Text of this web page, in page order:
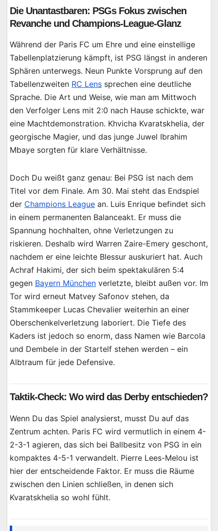
Die Unantastbaren: PSGs Fokus zwischen
Revanche und Champions-League-Glanz
Während der Paris FC um Ehre und eine einstellige
Tabellenplatzierung kämpft, ist PSG längst in anderen
Sphären unterwegs. Neun Punkte Vorsprung auf den
Tabellenzweiten RC Lens sprechen eine deutliche
Sprache. Die Art und Weise, wie man am Mittwoch
den Verfolger Lens mit 2:0 nach Hause schickte, war
eine Machtdemonstration. Khvicha Kvaratskhelia, der
georgische Magier, und das junge Juwel Ibrahim
Mbaye sorgten für klare Verhältnisse.
Doch Du weißt ganz genau: Bei PSG ist nach dem
Titel vor dem Finale. Am 30. Mai steht das Endspiel
der Champions League an. Luis Enrique befindet sich
in einem permanenten Balanceakt. Er muss die
Spannung hochhalten, ohne Verletzungen zu
riskieren. Deshalb wird Warren Zaire-Emery geschont,
nachdem er eine leichte Blessur auskuriert hat. Auch
Achraf Hakimi, der sich beim spektakulären 5:4
gegen Bayern München verletzte, bleibt außen vor. Im
Tor wird erneut Matvey Safonov stehen, da
Stammkeeper Lucas Chevalier weiterhin an einer
Oberschenkelverletzung laboriert. Die Tiefe des
Kaders ist jedoch so enorm, dass Namen wie Barcola
und Dembele in der Startelf stehen werden – ein
Albtraum für jede Defensive.
Taktik-Check: Wo wird das Derby entschieden?
Wenn Du das Spiel analysierst, musst Du auf das
Zentrum achten. Paris FC wird vermutlich in einem 4-
2-3-1 agieren, das sich bei Ballbesitz von PSG in ein
kompaktes 4-5-1 verwandelt. Pierre Lees-Melou ist
hier der entscheidende Faktor. Er muss die Räume
zwischen den Linien schließen, in denen sich
Kvaratskhelia so wohl fühlt.